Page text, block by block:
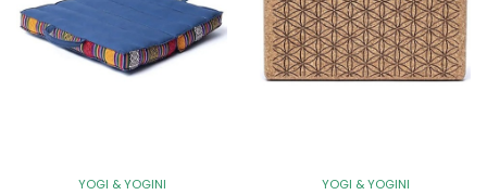
YOGI & YOGINI YOGI & YOGINI